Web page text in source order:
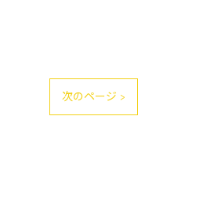
次のページ >